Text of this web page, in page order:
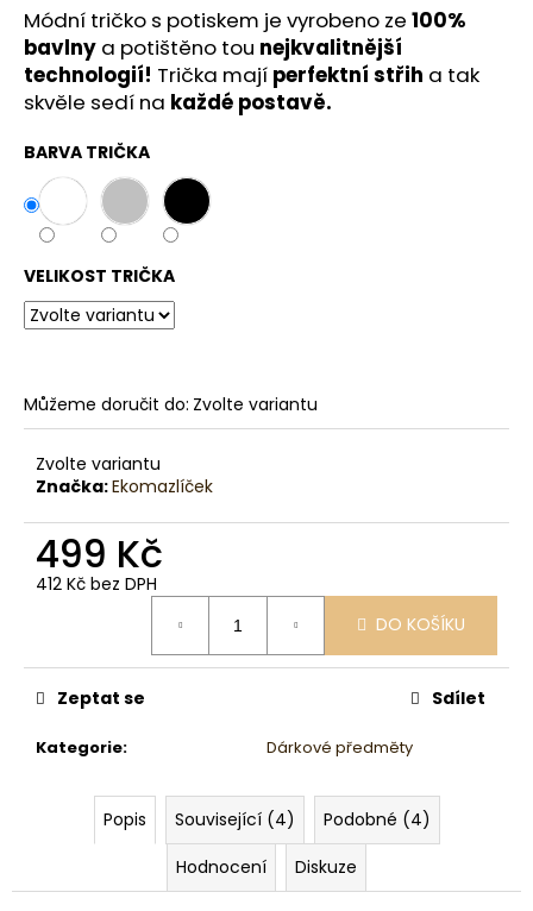
Módní tričko s potiskem je vyrobeno ze 100%
bavlny a potištěno tou nejkvalitnější
technologií! Trička mají perfektní střih a tak
skvěle sedí na každé postavě.
BARVA TRIČKA
VELIKOST TRIČKA
Můžeme doručit do: Zvolte variantu
Zvolte variantu
Značka:Ekomazlíček
499 Kč
412 Kč bez DPH
DO KOŠÍKU
Kategorie: Dárkové předměty
Zeptat se Sdílet
Popis Související (4)
Podobné (4)
Hodnocení
Diskuze
u
j
e
m